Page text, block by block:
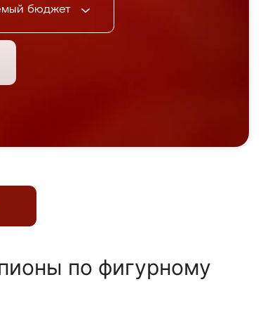
бюджет
по фигурному